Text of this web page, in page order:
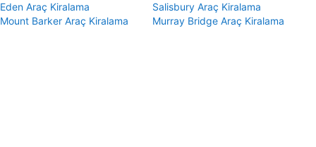
Eden Araç Kiralama
Salisbury Araç Kiralama
Mount Barker Araç Kiralama
Murray Bridge Araç Kiralama